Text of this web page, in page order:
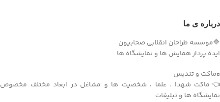
درباره ی ما
🔷موسسه طراحان انقلابی صحابیون
ایده پرداز همایش ها و نمایشگاه ها
▫️ماکت و تندیس
👈ماکت شهدا ، علما ، شخصیت ها و مشاغل در ابعاد مختلف مخصوص
نمایشگاه ها و تبلیغات